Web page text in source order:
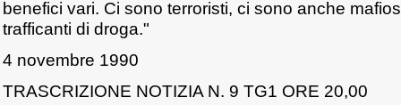
benefici vari. Ci sono terroristi, ci sono anche
trafficanti di droga."
4 novembre 1990
TRASCRIZIONE NOTIZIA N. 9 TG1 ORE 20,00